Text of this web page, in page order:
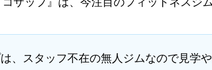
、スタッフ不在の無人ジムなので見学